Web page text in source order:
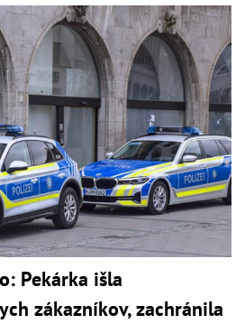
Pekárka išla
zákazníkov, zachránila